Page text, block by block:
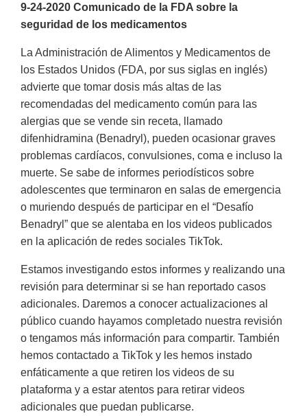
9-24-2020 Comunicado de la FDA sobre la
seguridad de los medicamentos
La Administración de Alimentos y Medicamentos de
los Estados Unidos (FDA, por sus siglas en inglés)
advierte que tomar dosis más altas de las
recomendadas del medicamento común para las
alergias que se vende sin receta, llamado
difenhidramina (Benadryl), pueden ocasionar graves
problemas cardíacos, convulsiones, coma e incluso la
muerte. Se sabe de informes periodísticos sobre
adolescentes que terminaron en salas de emergencia
o muriendo después de participar en el “Desafío
Benadryl” que se alentaba en los videos publicados
en la aplicación de redes sociales TikTok.
Estamos investigando estos informes y realizando una
revisión para determinar si se han reportado casos
adicionales. Daremos a conocer actualizaciones al
público cuando hayamos completado nuestra revisión
o tengamos más información para compartir. También
hemos contactado a TikTok y les hemos instado
enfáticamente a que retiren los videos de su
plataforma y a estar atentos para retirar videos
adicionales que puedan publicarse.